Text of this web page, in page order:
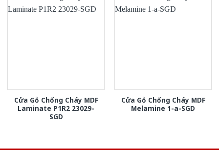
Cửa Gỗ Chống Cháy MDF
Laminate P1R2 23029-
SGD
Cửa Gỗ Chống Cháy MDF
Melamine 1-a-SGD